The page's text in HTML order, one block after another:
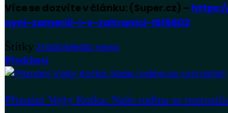
Více se dozvíte v článku: (Super.cz) –
nyni-zamerili-i-v-zahranici-1516802
Štítky ZrádciMedia news
Předchozí
Přiznání Vojty Kotka: Naše rodina se